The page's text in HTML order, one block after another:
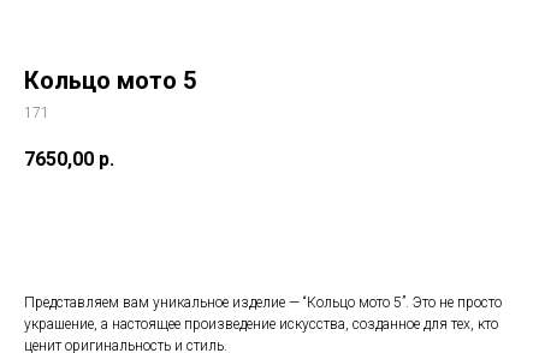
Кольцо мото 5
171
7650,00 р.
Представляем вам уникальное изделие — “Кольцо мото 5”. Это не просто
украшение, а настоящее произведение искусства, созданное для тех, кто
ценит оригинальность и стиль.